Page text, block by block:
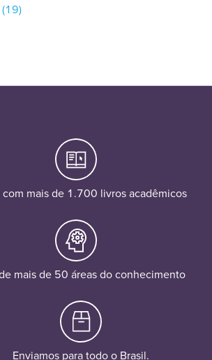
(19)
mais de 1.700 livros acadêmicos
mais de 50 áreas do conhecimento
Enviamos para todo o Brasil.